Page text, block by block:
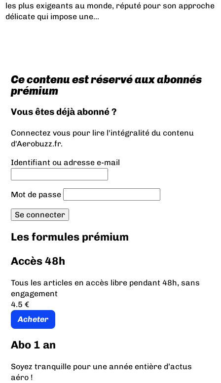
les plus exigeants au monde, réputé pour son approche
délicate qui impose une...
Ce contenu est réservé aux abonnés
prémium
Vous êtes déjà abonné ?
Connectez vous pour lire l'intégralité du contenu
d'Aerobuzz.fr.
Identifiant ou adresse e-mail
Mot de passe
Les formules prémium
Accès 48h
Tous les articles en accès libre pendant 48h, sans
engagement
4.5 €
Acheter
Abo 1 an
Soyez tranquille pour une année entière d’actus
aéro !